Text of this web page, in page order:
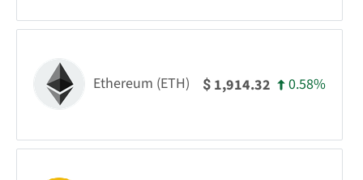
Ethereum (ETH) $ 1,914.32 0.58%